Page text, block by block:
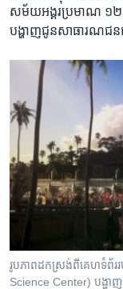
សម័យ​អង្គរប្រមាណ ១២០
បង្ហាញ​ជូន​សាធារណជន​
រូបភាពដកស្រង់ពីគេហទំព័រ
Science Center) បង្ហាញ